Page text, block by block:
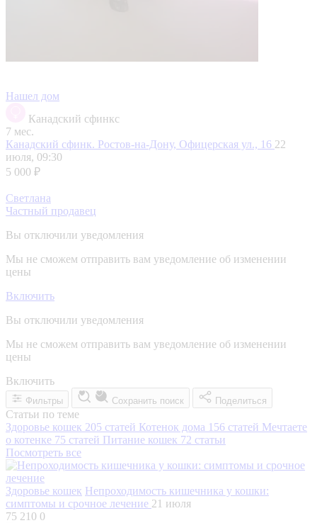
Нашел дом
Канадский сфинкс
7 мес.
Канадский сфинк. Ростов-на-Дону, Офицерская ул., 16 22
июля, 09:30
5 000 ₽
Светлана
Частный продавец
Вы отключили уведомления
Мы не сможем отправить вам уведомление об изменении
цены
Включить
Вы отключили уведомления
Мы не сможем отправить вам уведомление об изменении
цены
Включить
Фильтры Сохранить поиск Поделиться
Статьи по теме
Здоровье кошек 205 статей Котенок дома 156 статей Мечтаете
о котенке 75 статей Питание кошек 72 статьи
Посмотреть все
Здоровье кошек Непроходимость кишечника у кошки:
симптомы и срочное лечение 21 июля
75 210 0